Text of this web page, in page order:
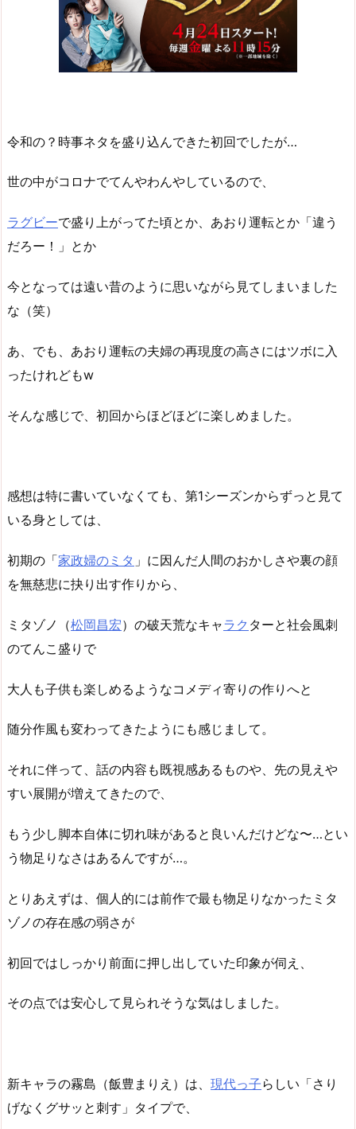
令和の？時事ネタを盛り込んできた初回でしたが…
世の中がコロナでてんやわんやしているので、
ラグビーで盛り上がってた頃とか、あおり運転とか「違う
だろー！」とか
今となっては遠い昔のように思いながら見てしまいました
な（笑）
あ、でも、あおり運転の夫婦の再現度の高さにはツボに入
ったけれどもw
そんな感じで、初回からほどほどに楽しめました。
感想は特に書いていなくても、第1シーズンからずっと見て
いる身としては、
初期の「家政婦のミタ 」に因んだ人間のおかしさや裏の顔
を無慈悲に抉り出す作りから、
ミタゾノ（松岡昌宏）の破天荒なキャラク ターと社会風刺
のてんこ盛りで
大人も子供も楽しめるようなコメディ寄りの作りへと
随分作風も変わってきたようにも感じまして。
それに伴って、話の内容も既視感あるものや、先の見えや
すい展開が増えてきたので、
もう少し脚本自体に切れ味があると良いんだけどな〜…とい
う物足りなさはあるんですが…。
とりあえずは、個人的には前作で最も物足りなかったミタ
ゾノの存在感の弱さが
初回ではしっかり前面に押し出していた印象が伺え、
その点では安心して見られそうな気はしました。
新キャラの霧島（飯豊まりえ）は、 現代っ子らしい「さり
げなくグサッと刺す」タイプで、